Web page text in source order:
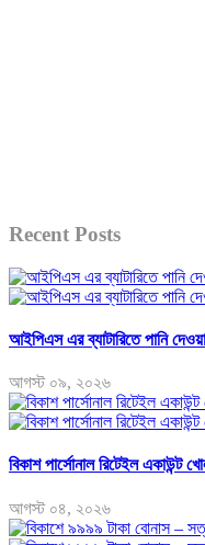
Recent Posts
আইপিএস এর ব্যাটারিতে পানি
আগস্ট ০৯, ২০২৬
বিকাশ পার্সোনাল রিটেইল একাউন্ট
আগস্ট ০৪, ২০২৬